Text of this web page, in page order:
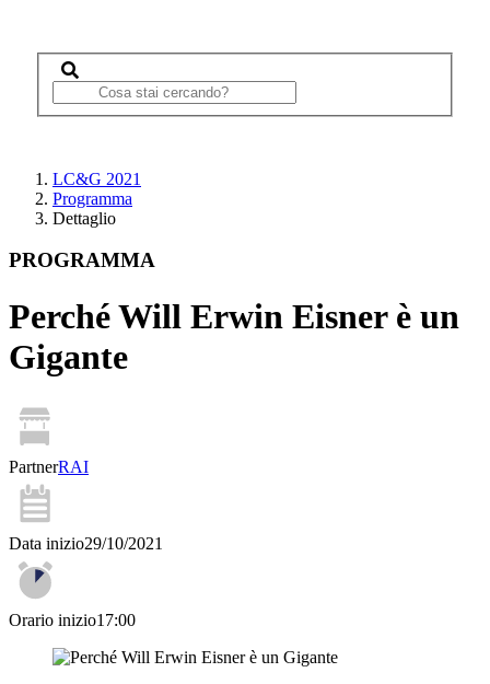
LC&G 2021
Programma
Dettaglio
PROGRAMMA
Perché Will Erwin Eisner è un
Gigante
PartnerRAI
Data inizio29/10/2021
Orario inizio17:00